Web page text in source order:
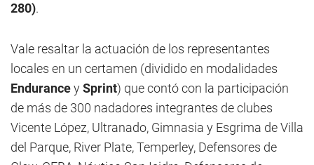
280).
Vale resaltar la actuación de los representantes
locales en un certamen (dividido en modalidades
EnduranceySprint) que contó con la participación
de más de 300 nadadores integrantes de clubes
Vicente López, Ultranado, Gimnasia y Esgrima de Villa
del Parque, River Plate, Temperley, Defensores de